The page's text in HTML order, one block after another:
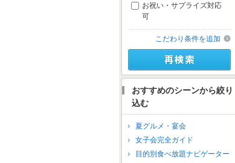
お祝い・サプライズ対応
可
こだわり条件を追加
おすすめのシーンから絞り
込む
夏グルメ・宴会
女子会完全ガイド
目的別食べ放題ナビゲーター